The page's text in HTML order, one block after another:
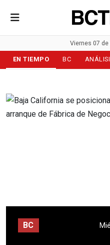
Viernes 07
EN TIEMPO BC
BC